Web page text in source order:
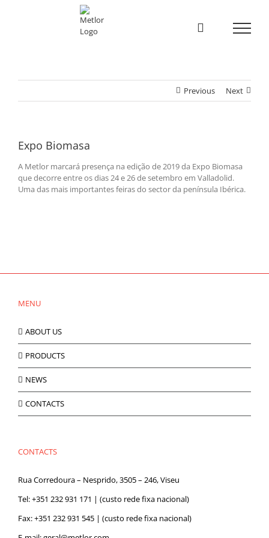
Previous Next
Expo Biomasa
A Metlor marcará presença na edição de 2019 da Expo Biomasa
que decorre entre os dias 24 e 26 de setembro em Valladolid.
Uma das mais importantes feiras do sector da península Ibérica.
MENU
ABOUT US
PRODUCTS
NEWS
CONTACTS
CONTACTS
Rua Corredoura – Nesprido, 3505 – 246, Viseu
Tel:+351 232 931 171 | (custo rede fixa nacional)
Fax: +351 232 931 545 | (custo rede fixa nacional)